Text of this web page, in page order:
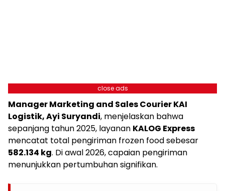
close ads
Manager Marketing and Sales Courier KAI
Logistik, Ayi Suryandi, menjelaskan bahwa
sepanjang tahun 2025, layanan KALOG Express
mencatat total pengiriman frozen food sebesar
582.134 kg. Di awal 2026, capaian pengiriman
menunjukkan pertumbuhan signifikan.